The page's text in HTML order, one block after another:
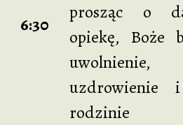
6:30
prosząc o
opiekę, Boże
uwolnienie,
uzdrowienie
rodzinie